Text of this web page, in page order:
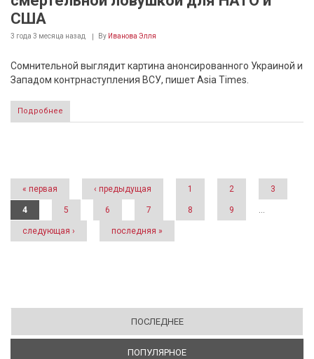
США
3 года 3 месяца назад By Иванова Элля
Сомнительной выглядит картина анонсированного Украиной и
Западом контрнаступления ВСУ, пишет Asia Times.
Подробнее
Страницы
« первая ‹ предыдущая 1 2 3
4 5 6 7 8 9 …
следующая › последняя »
ПОСЛЕДНЕЕ
ПОПУЛЯРНОЕ